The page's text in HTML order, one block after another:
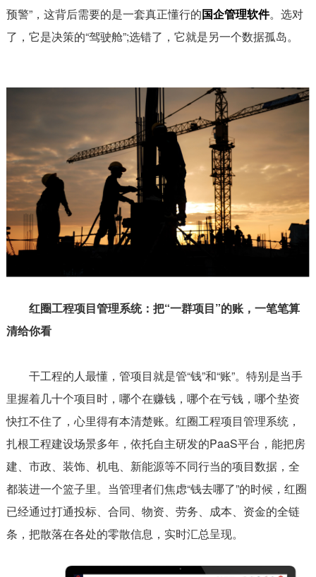
预警”，这背后需要的是一套真正懂行的国企管理软件。选对
了，它是决策的“驾驶舱”;选错了，它就是另一个数据孤岛。
红圈工程项目管理系统：把“一群项目”的账，一笔笔算
清给你看
干工程的人最懂，管项目就是管“钱”和“账”。特别是当手
里握着几十个项目时，哪个在赚钱，哪个在亏钱，哪个垫资
快扛不住了，心里得有本清楚账。红圈工程项目管理系统，
扎根工程建设场景多年，依托自主研发的PaaS平台，能把房
建、市政、装饰、机电、新能源等不同行当的项目数据，全
都装进一个篮子里。当管理者们焦虑“钱去哪了”的时候，红圈
已经通过打通投标、合同、物资、劳务、成本、资金的全链
条，把散落在各处的零散信息，实时汇总呈现。